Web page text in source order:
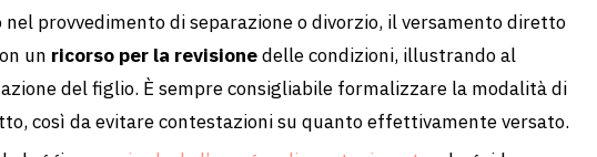
nel provvedimento di separazione o divorzio, il versamento diretto
un ricorso per la revisionedelle condizioni, illustrando al
del figlio. È sempre consigliabile formalizzare la modalità di
così da evitare contestazioni su quanto effettivamente versato.